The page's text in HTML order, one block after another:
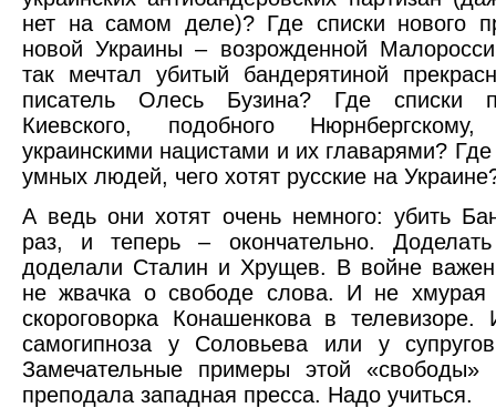
нет на самом деле)? Где списки нового
новой Украины – возрожденной
так мечтал убитый бандерятиной
писатель Олесь Бузина? Где списки
Киевского, подобного
украинскими нацистами и их главарями?
умных людей, чего хотят русские на
А ведь они хотят очень немного: убить
раз, и теперь – окончательно.
доделали Сталин и Хрущев. В войне важен
не жвачка о свободе слова. И не хмурая
скороговорка Конашенкова в
самогипноза у Соловьева или у
Замечательные примеры этой «свободы»
преподала западная пресса. Надо учиться.